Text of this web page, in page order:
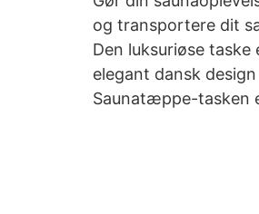
og transportere dit
Den luksuriøse
elegant dansk
Saunatæppe-tasken